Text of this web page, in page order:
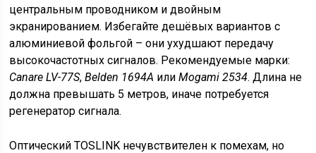
центральным проводником и двойным
экранированием. Избегайте дешёвых вариантов с
алюминиевой фольгой – они ухудшают передачу
высокочастотных сигналов. Рекомендуемые марки:
Canare LV-77S,Belden 1694A илиMogami 2534. Длина не
должна превышать 5 метров, иначе потребуется
регенератор сигнала.
Оптический TOSLINK нечувствителен к помехам, но